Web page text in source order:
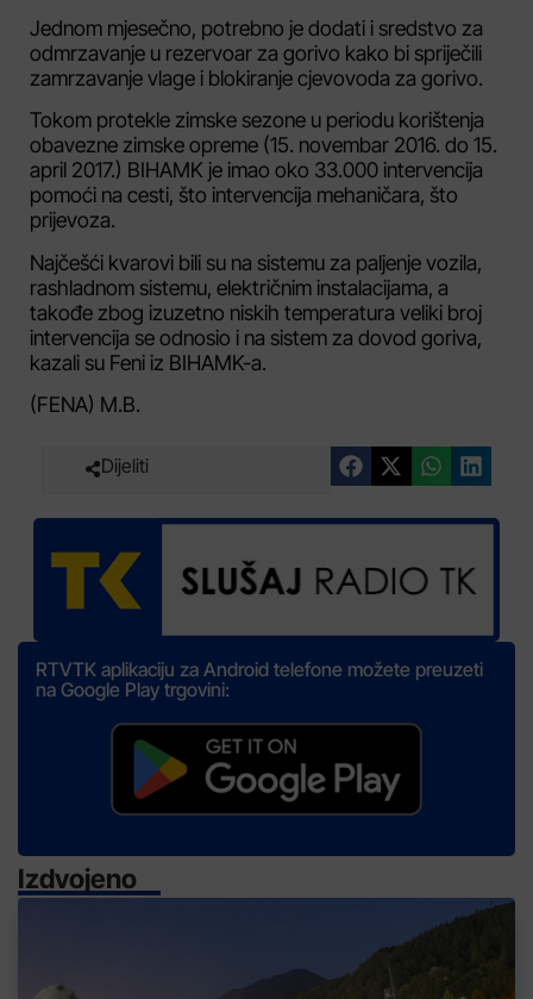
Jednom mjesečno, potrebno je dodati i sredstvo za
odmrzavanje u rezervoar za gorivo kako bi spriječili
zamrzavanje vlage i blokiranje cjevovoda za gorivo.
Tokom protekle zimske sezone u periodu korištenja
obavezne zimske opreme (15. novembar 2016. do 15.
april 2017.) BIHAMK je imao oko 33.000 intervencija
pomoći na cesti, što intervencija mehaničara, što
prijevoza.
Najčešći kvarovi bili su na sistemu za paljenje vozila,
rashladnom sistemu, električnim instalacijama, a
takođe zbog izuzetno niskih temperatura veliki broj
intervencija se odnosio i na sistem za dovod goriva,
kazali su Feni iz BIHAMK-a.
(FENA) M.B.
Dijeliti
RTVTK aplikaciju za Android telefone možete preuzeti
na Google Play trgovini:
Izdvojeno